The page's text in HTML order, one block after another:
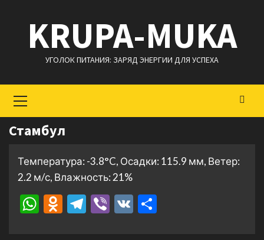
содержимому
KRUPA-MUKA
УГОЛОК ПИТАНИЯ: ЗАРЯД ЭНЕРГИИ ДЛЯ УСПЕХА
меню
Стамбул
Температура: -3.8°C, Осадки: 115.9 мм, Ветер:
2.2 м/с, Влажность: 21%
WhatsApp
Odnoklassniki
Telegram
Viber
VK